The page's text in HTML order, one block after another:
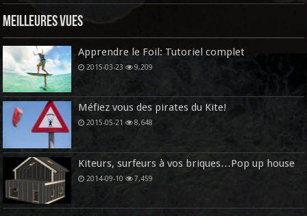
Meilleures vues
Apprendre le Foil: Tutoriel complet
2015-03-23 9,209
Méfiez vous des pirates du Kite!
2015-05-21 8,648
Kiteurs, surfeurs à vos briques…Pop up house
2014-09-10 7,459